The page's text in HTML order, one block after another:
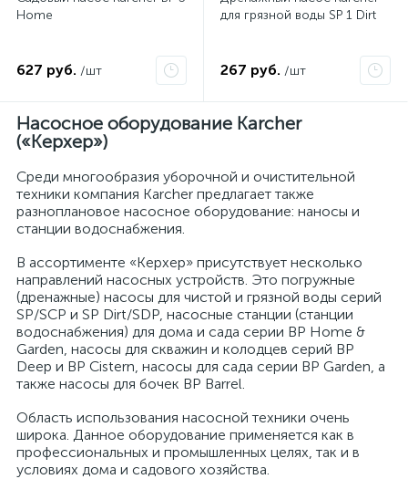
Home
627 руб. /шт
для грязной воды SP 1 Dirt
267 руб. /шт
Насосное оборудование Karcher
(«Керхер»)
Среди многообразия уборочной и очистительной
техники компания Karcher предлагает также
разноплановое насосное оборудование: наносы и
станции водоснабжения.
В ассортименте «Керхер» присутствует несколько
направлений насосных устройств. Это погружные
(дренажные) насосы для чистой и грязной воды серий
SP/SCP и SP Dirt/SDP, насосные станции (станции
водоснабжения) для дома и сада серии BP Home &
Garden, насосы для скважин и колодцев серий BP
Deep и BP Cistern, насосы для сада серии BP Garden, а
также насосы для бочек BP Barrel.
Область использования насосной техники очень
широка. Данное оборудование применяется как в
профессиональных и промышленных целях, так и в
условиях дома и садового хозяйства.